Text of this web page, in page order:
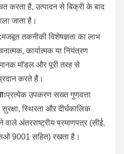
करता है, उत्पादन से बिक्री के बाद
जाता है।
मजबूत तकनीकी विशेषज्ञता का लाभ
कार्यात्मक या नियंत्रण
मॉडल और पूरी तरह से
करते हैं।
प्रत्येक उपकरण सख्त गुणवत्ता
स्थिरता और दीर्घकालिक
वाले अंतरराष्ट्रीय प्रमाणपत्र (सीई,
9001 सहित) रखता है।